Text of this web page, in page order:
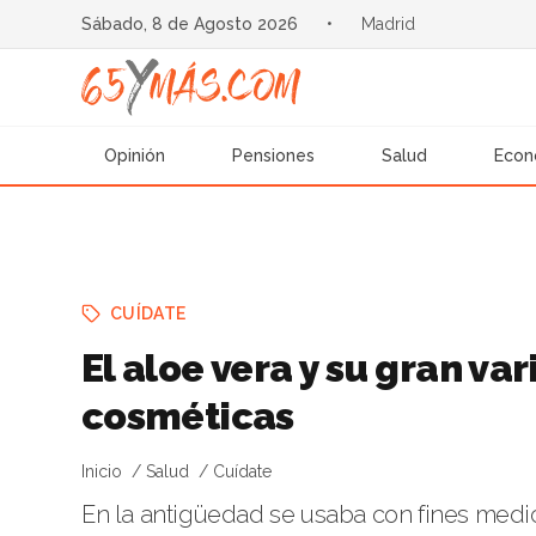
Sábado, 8 de Agosto 2026 • Madrid
Opinión Pensiones Salud
CUÍDATE
El aloe vera y su gran
cosméticas
Inicio Salud Cuídate
En la antigüedad se usaba con fines